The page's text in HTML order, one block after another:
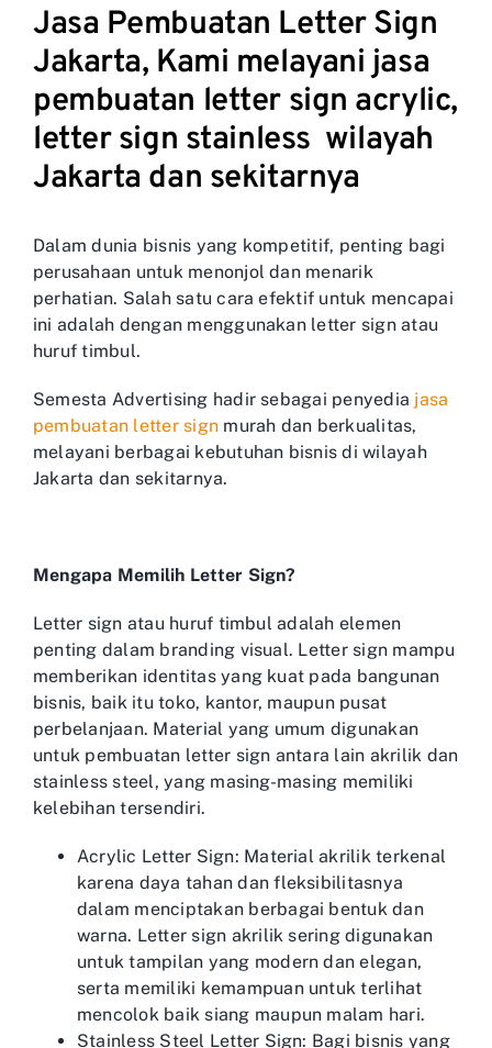
Jasa Pembuatan Letter Sign
Jakarta, Kami melayani jasa
pembuatan letter sign acrylic,
letter sign stainless wilayah
Jakarta dan sekitarnya
Dalam dunia bisnis yang kompetitif, penting bagi
perusahaan untuk menonjol dan menarik
perhatian. Salah satu cara efektif untuk mencapai
ini adalah dengan menggunakan letter sign atau
huruf timbul.
Semesta Advertising hadir sebagai penyedia jasa
pembuatan letter sign murah dan berkualitas,
melayani berbagai kebutuhan bisnis di wilayah
Jakarta dan sekitarnya.
Mengapa Memilih Letter Sign?
Letter sign atau huruf timbul adalah elemen
penting dalam branding visual. Letter sign mampu
memberikan identitas yang kuat pada bangunan
bisnis, baik itu toko, kantor, maupun pusat
perbelanjaan. Material yang umum digunakan
untuk pembuatan letter sign antara lain akrilik dan
stainless steel, yang masing-masing memiliki
kelebihan tersendiri.
Acrylic Letter Sign: Material akrilik terkenal
karena daya tahan dan fleksibilitasnya
dalam menciptakan berbagai bentuk dan
warna. Letter sign akrilik sering digunakan
untuk tampilan yang modern dan elegan,
serta memiliki kemampuan untuk terlihat
mencolok baik siang maupun malam hari.
Stainless Steel Letter Sign: Bagi bisnis yang